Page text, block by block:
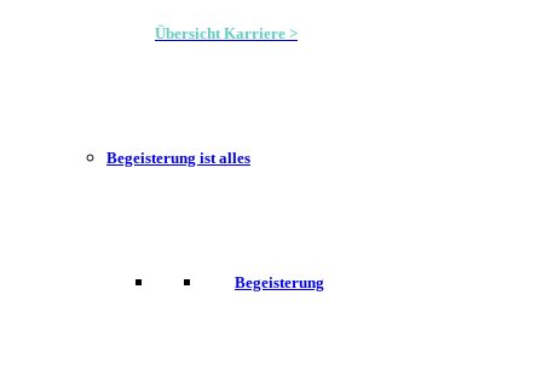
Übersicht Karriere >
Begeisterung ist alles
Begeisterung